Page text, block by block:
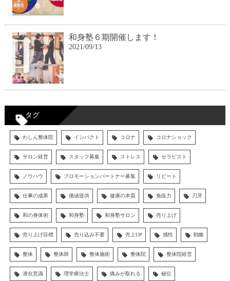
和身塾６期開催します！
2021/09/13
タグ
わしん整体院 インパクト コロナ コロナショック
サロン経営 スタッフ募集 ストレス セラピスト
ノウハウ プロモーションパートナー募集 リピート
仕事の成果 価値提供 健康の本質 免疫力 刃牙
和の身体術 和身塾 和身塾サロン 売り上げ
売り上げ目標 売り込み不要 売上UP 感性 戦略
整体 整体師 整体施術 整体院 整体院経営
潜在意識 理学療法士 痛みが取れる 秘伝